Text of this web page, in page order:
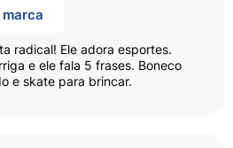
radical! Ele adora esportes.
e ele fala 5 frases. Boneco
e skate para brincar.